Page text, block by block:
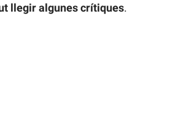
llegir algunes crítiques.